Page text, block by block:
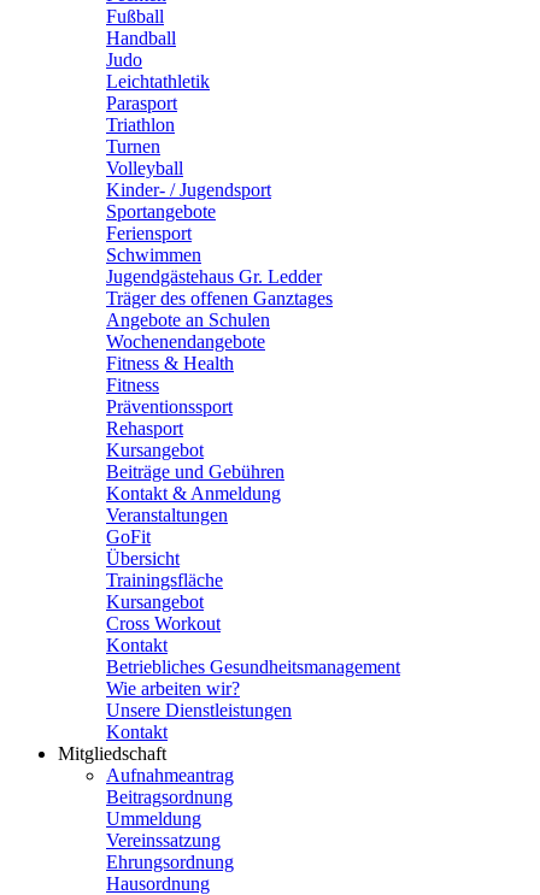
Fußball
Handball
Judo
Leichtathletik
Parasport
Triathlon
Turnen
Volleyball
Kinder- / Jugendsport
Sportangebote
Feriensport
Schwimmen
Jugendgästehaus Gr. Ledder
Träger des offenen Ganztages
Angebote an Schulen
Wochenendangebote
Fitness & Health
Fitness
Präventionssport
Rehasport
Kursangebot
Beiträge und Gebühren
Kontakt & Anmeldung
Veranstaltungen
GoFit
Übersicht
Trainingsfläche
Kursangebot
Cross Workout
Kontakt
Betriebliches Gesundheitsmanagement
Wie arbeiten wir?
Unsere Dienstleistungen
Kontakt
Mitgliedschaft
Aufnahmeantrag
Beitragsordnung
Ummeldung
Vereinssatzung
Ehrungsordnung
Hausordnung